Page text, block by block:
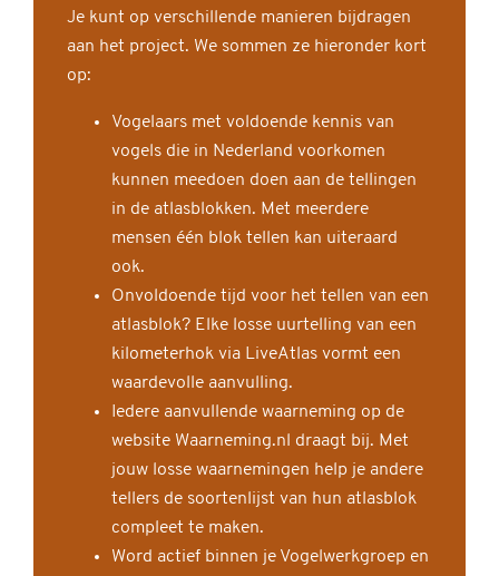
Je kunt op verschillende manieren bijdragen
aan het project. We sommen ze hieronder kort
op:
Vogelaars met voldoende kennis van
vogels die in Nederland voorkomen
kunnen meedoen doen aan de tellingen
in de atlasblokken. Met meerdere
mensen één blok tellen kan uiteraard
ook.
Onvoldoende tijd voor het tellen van een
atlasblok? Elke losse uurtelling van een
kilometerhok via LiveAtlas vormt een
waardevolle aanvulling.
Iedere aanvullende waarneming op de
website Waarneming.nl draagt bij. Met
jouw losse waarnemingen help je andere
tellers de soortenlijst van hun atlasblok
compleet te maken.
Word actief binnen je Vogelwerkgroep en